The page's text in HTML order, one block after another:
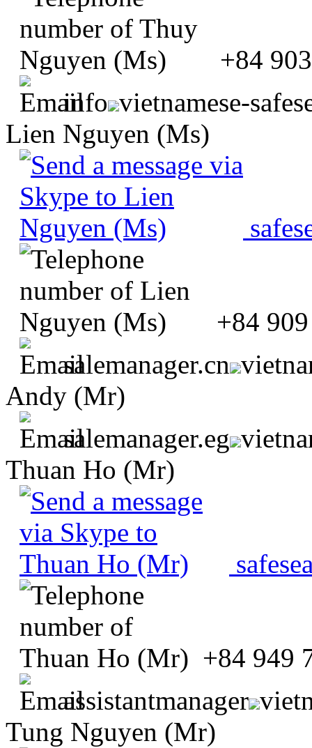
+84
info vietnamese-
Lien Nguyen (Ms)
+84
salemanager.cn
Andy (Mr)
salemanager.eg
Thuan Ho (Mr)
+84 949
assistantmanager
Tung Nguyen (Mr)